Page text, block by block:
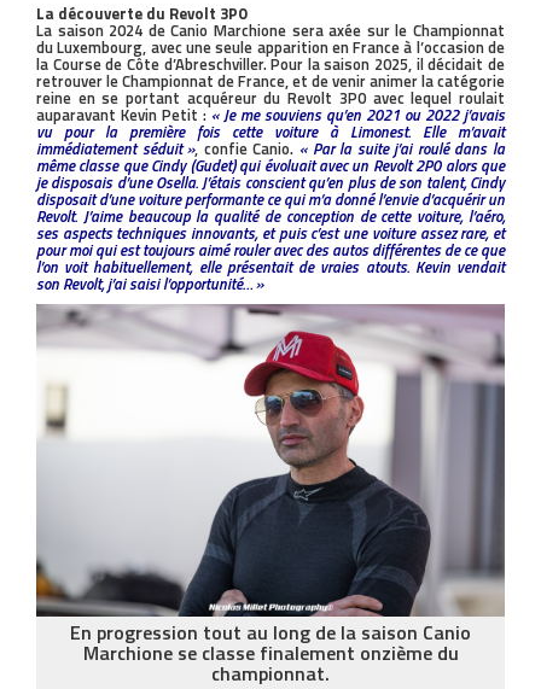
La découverte du Revolt 3P0
La saison 2024 de Canio Marchione sera axée sur le Championnat
du Luxembourg, avec une seule apparition en France à l’occasion de
la Course de Côte d’Abreschviller. Pour la saison 2025, il décidait de
retrouver le Championnat de France, et de venir animer la catégorie
reine en se portant acquéreur du Revolt 3P0 avec lequel roulait
auparavant Kevin Petit :« Je me souviens qu’en 2021 ou 2022 j’avais
vu pour la première fois cette voiture à Limonest. Elle m’avait
immédiatement séduit », confie Canio. « Par la suite j’ai roulé dans la
même classe que Cindy (Gudet) qui évoluait avec un Revolt 2P0 alors que
je disposais d’une Osella. J’étais conscient qu’en plus de son talent, Cindy
disposait d’une voiture performante ce qui m’a donné l’envie d’acquérir un
Revolt. J’aime beaucoup la qualité de conception de cette voiture, l’aéro,
ses aspects techniques innovants, et puis c’est une voiture assez rare, et
pour moi qui est toujours aimé rouler avec des autos différentes de ce que
l’on voit habituellement, elle présentait de vraies atouts. Kevin vendait
son Revolt, j’ai saisi l’opportunité… »
En progression tout au long de la saison Canio
Marchione se classe finalement onzième du
championnat.